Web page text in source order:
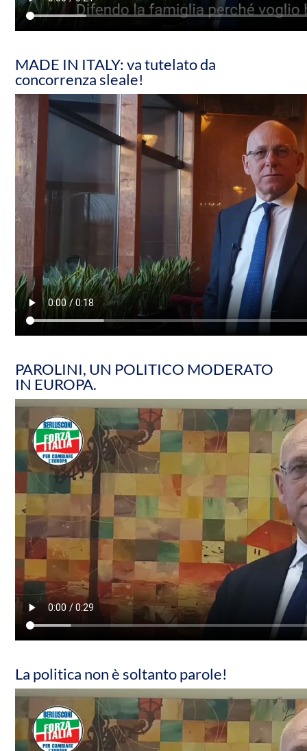
MADE IN ITALY: va tutelato da
concorrenza sleale!
PAROLINI, UN POLITICO MODERATO
IN EUROPA.
La politica non è soltanto parole!